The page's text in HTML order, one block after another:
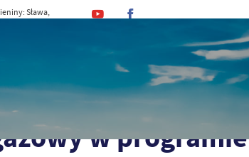
Sława,
DLA MIESZKAŃCA
Czyste powietrze AKTUALNOŚCI
w